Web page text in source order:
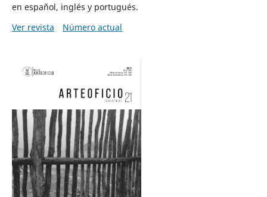
en español, inglés y portugués.
Ver revista
Número actual